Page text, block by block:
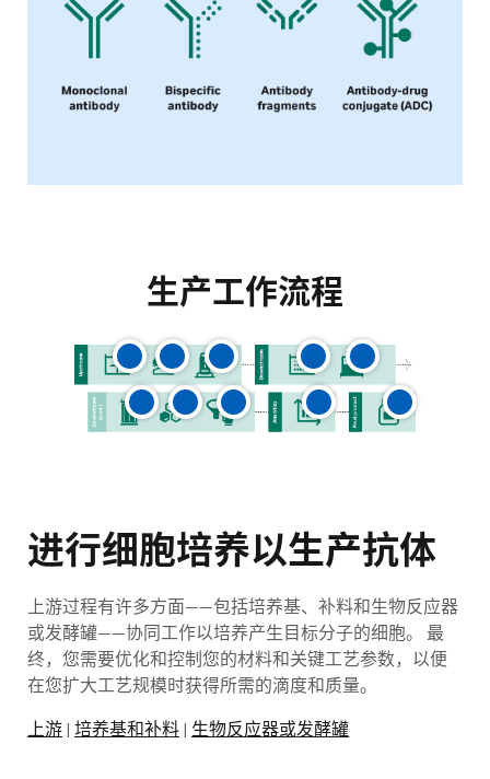
生产工作流程
进行细胞培养以生产抗体
上游过程有许多方面——包括培养基、补料和生物反应器
或发酵罐——协同工作以培养产生目标分子的细胞。 最
终，您需要优化和控制您的材料和关键工艺参数，以便
在您扩大工艺规模时获得所需的滴度和质量。
上游 培养基和补料 生物反应器或发酵罐